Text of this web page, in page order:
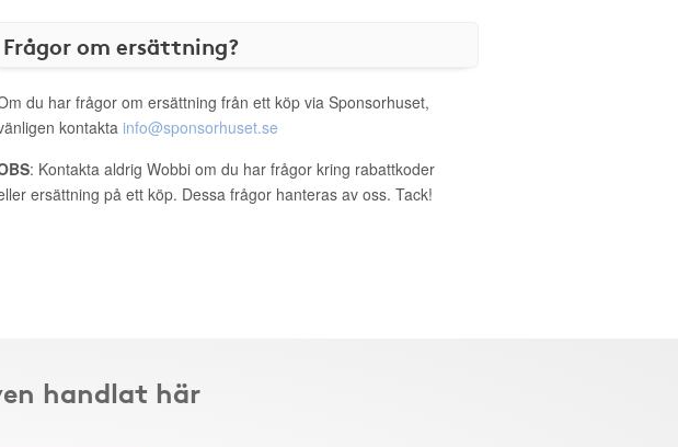
Frågor om ersättning?
du har frågor om ersättning från ett köp via Sponsorhuset,
kontakta info@sponsorhuset.se
: Kontakta aldrig Wobbi om du har frågor kring rabattkoder
ersättning på ett köp. Dessa frågor hanteras av oss. Tack!
handlat här